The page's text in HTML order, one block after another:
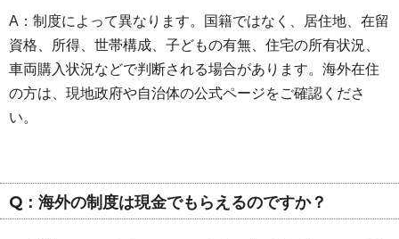
A：制度によって異なります。国籍ではなく、居住地、在留
資格、所得、世帯構成、子どもの有無、住宅の所有状況、
車両購入状況などで判断される場合があります。海外在住
の方は、現地政府や自治体の公式ページをご確認くださ
い。
Q：海外の制度は現金でもらえるのですか？